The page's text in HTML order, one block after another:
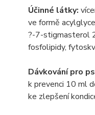
Účinné látky:
ve formě
?-7-stigmasterol
fosfolipidy,
Dávkování pro
k prevenci 10 ml
ke zlepšení